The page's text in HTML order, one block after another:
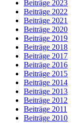
Beiträge 2023
Beiträge 2022
Beiträge 2021
Beiträge 2020
Beiträge 2019
Beiträge 2018
Beiträge 2017
Beiträge 2016
Beiträge 2015
Beiträge 2014
Beiträge 2013
Beiträge 2012
Beiträge 2011
Beiträge 2010